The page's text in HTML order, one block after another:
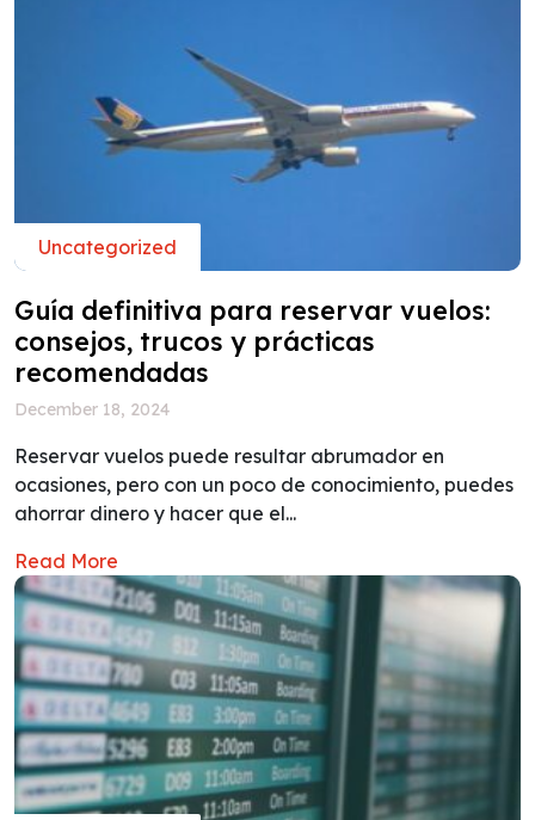
Uncategorized
Guía definitiva para reservar vuelos:
consejos, trucos y prácticas
recomendadas
December 18, 2024
Reservar vuelos puede resultar abrumador en
ocasiones, pero con un poco de conocimiento, puedes
ahorrar dinero y hacer que el...
Read More